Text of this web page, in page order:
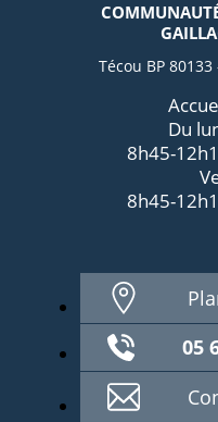
Técou BP 80133
Du
8h45-
8h45-
05